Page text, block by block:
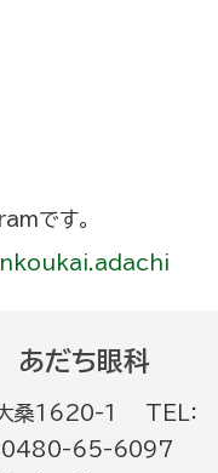
です。
あだち眼科
桑1620-1 TEL：
0480-65-6097